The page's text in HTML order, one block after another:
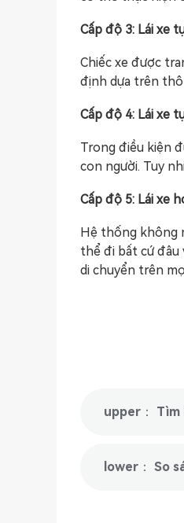
Cấp độ 3: Lái xe
Chiếc xe được
định dựa trên
Cấp độ 4: Lái xe
Trong điều kiện
con người. Tuy
Cấp độ 5: Lái xe
Hệ thống không
thể đi bất cứ đâu
di chuyển trên
upper：
lower： So